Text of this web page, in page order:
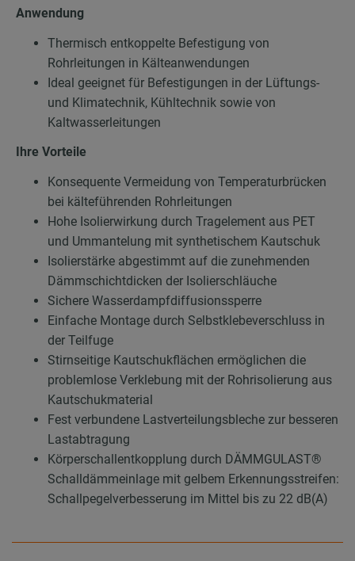
Anwendung
Thermisch entkoppelte Befestigung von
Rohrleitungen in Kälteanwendungen
Ideal geeignet für Befestigungen in der Lüftungs-
und Klimatechnik, Kühltechnik sowie von
Kaltwasserleitungen
Ihre Vorteile
Konsequente Vermeidung von Temperaturbrücken
bei kälteführenden Rohrleitungen
Hohe Isolierwirkung durch Tragelement aus PET
und Ummantelung mit synthetischem Kautschuk
Isolierstärke abgestimmt auf die zunehmenden
Dämmschichtdicken der Isolierschläuche
Sichere Wasserdampfdiffusionssperre
Einfache Montage durch Selbstklebeverschluss in
der Teilfuge
Stirnseitige Kautschukflächen ermöglichen die
problemlose Verklebung mit der Rohrisolierung aus
Kautschukmaterial
Fest verbundene Lastverteilungsbleche zur besseren
Lastabtragung
Körperschallentkopplung durch DÄMMGULAST®
Schalldämmeinlage mit gelbem Erkennungsstreifen:
Schallpegelverbesserung im Mittel bis zu 22 dB(A)